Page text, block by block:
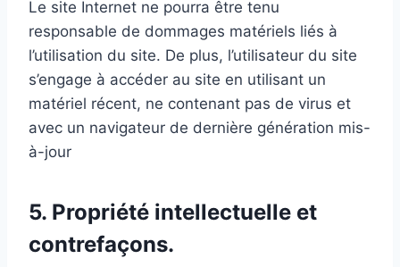
Le site Internet ne pourra être tenu
responsable de dommages matériels liés à
l’utilisation du site. De plus, l’utilisateur du site
s’engage à accéder au site en utilisant un
matériel récent, ne contenant pas de virus et
avec un navigateur de dernière génération mis-
à-jour
5. Propriété intellectuelle et
contrefaçons.